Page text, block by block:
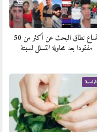
اتساع نطاق البحث عن أكثر من 50
مفقودا بعد محاولة التسلل لسبتة
الرئيسية